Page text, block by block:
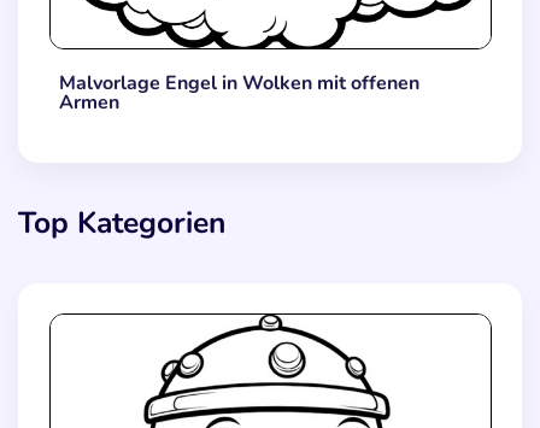
Malvorlage Engel in Wolken mit offenen
Armen
Top Kategorien